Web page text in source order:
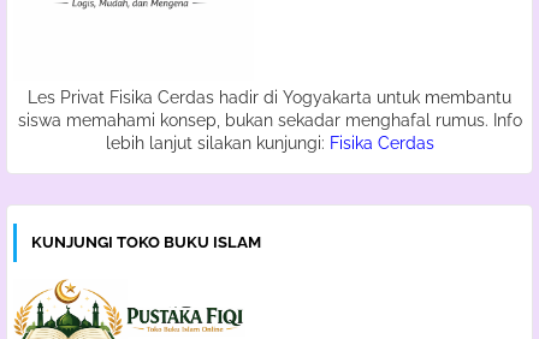
Les Privat Fisika Cerdas hadir di Yogyakarta untuk membantu
siswa memahami konsep, bukan sekadar menghafal rumus. Info
lebih lanjut silakan kunjungi: Fisika Cerdas
KUNJUNGI TOKO BUKU ISLAM